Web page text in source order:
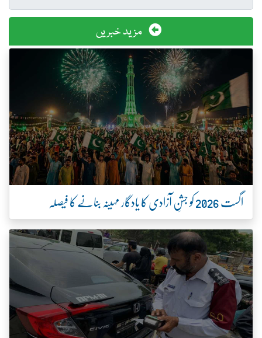
مزید خبریں
اگست 2026 کو جشنِ آزادی کا یادگار مہینہ بنانے کا فیصلہ